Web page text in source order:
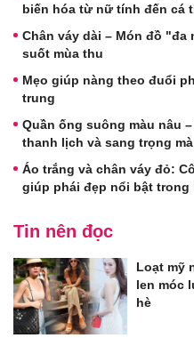
biến hóa từ nữ tính đến cá
Chân váy dài – Món đồ "đa
suốt mùa thu
Mẹo giúp nàng theo đuổi
trung
Quần ống suông màu nâu
thanh lịch và sang trọng
Áo trắng và chân váy đỏ:
giúp phái đẹp nổi bật trong
Tin nên đọc
Loạt mỹ
len móc
hè